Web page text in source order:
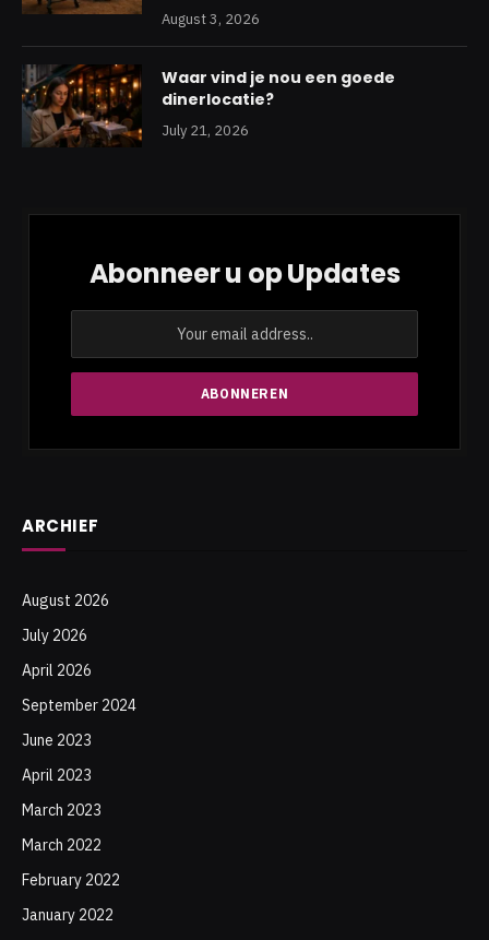
August 3, 2026
Waar vind je nou een goede
dinerlocatie?
July 21, 2026
Abonneer u op Updates
ARCHIEF
August 2026
July 2026
April 2026
September 2024
June 2023
April 2023
March 2023
March 2022
February 2022
January 2022